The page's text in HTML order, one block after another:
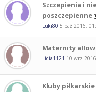
Szczepienia i
poszczepienne
Luki80 5 paź 2016,
Maternity
Lidia1121 10 wrz
Kluby